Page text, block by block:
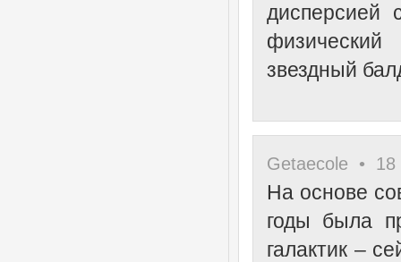
дисперсией
звездный
Getaecole • 18
На основе
годы была
галактик –